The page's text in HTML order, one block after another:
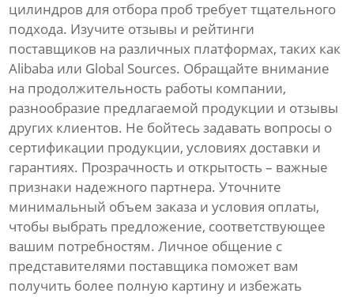
цилиндров для отбора проб требует тщательного
подхода. Изучите отзывы и рейтинги
поставщиков на различных платформах, таких как
Alibaba или Global Sources. Обращайте внимание
на продолжительность работы компании,
разнообразие предлагаемой продукции и отзывы
других клиентов. Не бойтесь задавать вопросы о
сертификации продукции, условиях доставки и
гарантиях. Прозрачность и открытость – важные
признаки надежного партнера. Уточните
минимальный объем заказа и условия оплаты,
чтобы выбрать предложение, соответствующее
вашим потребностям. Личное общение с
представителями поставщика поможет вам
получить более полную картину и избежать